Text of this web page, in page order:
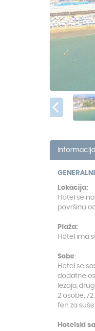
Lokacija:
Hotel se
površinu
Plaža:
Hotel ima
Sobe:
Hotel se
dodatne
lezaja,
2 osobe,
fen za
Hotelski